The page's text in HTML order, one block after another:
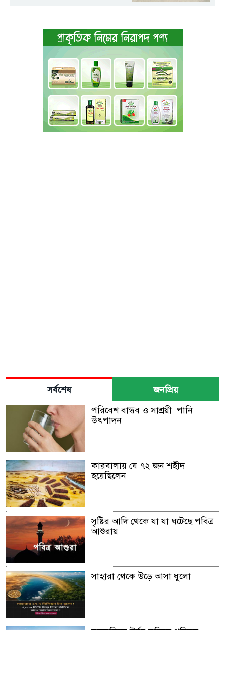
সর্বশেষ
জনপ্রিয়
পরিবেশ বান্ধব ও সাশ্রয়ী পানি
উৎপাদন
কারবালায় যে ৭২ জন শহীদ
হয়েছিলেন
সৃষ্টির আদি থেকে যা যা ঘটেছে পবিত্র
আশুরায়
সাহারা থেকে উড়ে আসা ধুলো
মরুভূমিকে উর্বর ভূমিতে পরিনত